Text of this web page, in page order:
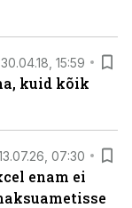
30.04.18, 15:59
kuid kõik
07:30
enam ei